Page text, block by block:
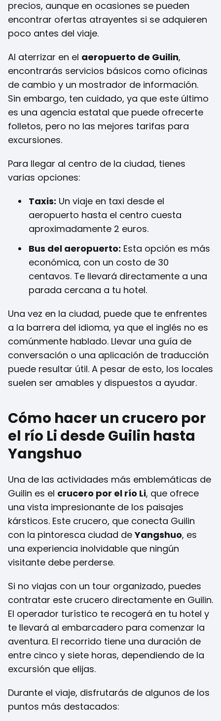
precios, aunque en ocasiones se pueden
encontrar ofertas atrayentes si se adquieren
poco antes del viaje.
Al aterrizar en el aeropuerto de Guilin,
encontrarás servicios básicos como oficinas
de cambio y un mostrador de información.
Sin embargo, ten cuidado, ya que este último
es una agencia estatal que puede ofrecerte
folletos, pero no las mejores tarifas para
excursiones.
Para llegar al centro de la ciudad, tienes
varias opciones:
Taxis: Un viaje en taxi desde el
aeropuerto hasta el centro cuesta
aproximadamente 2 euros.
Bus del aeropuerto: Esta opción es más
económica, con un costo de 30
centavos. Te llevará directamente a una
parada cercana a tu hotel.
Una vez en la ciudad, puede que te enfrentes
a la barrera del idioma, ya que el inglés no es
comúnmente hablado. Llevar una guía de
conversación o una aplicación de traducción
puede resultar útil. A pesar de esto, los locales
suelen ser amables y dispuestos a ayudar.
Cómo hacer un crucero por
el río Li desde Guilin hasta
Yangshuo
Una de las actividades más emblemáticas de
Guilin es el crucero por el río Li, que ofrece
una vista impresionante de los paisajes
kársticos. Este crucero, que conecta Guilin
con la pintoresca ciudad deYangshuo, es
una experiencia inolvidable que ningún
visitante debe perderse.
Si no viajas con un tour organizado, puedes
contratar este crucero directamente en Guilin.
El operador turístico te recogerá en tu hotel y
te llevará al embarcadero para comenzar la
aventura. El recorrido tiene una duración de
entre cinco y siete horas, dependiendo de la
excursión que elijas.
Durante el viaje, disfrutarás de algunos de los
puntos más destacados: